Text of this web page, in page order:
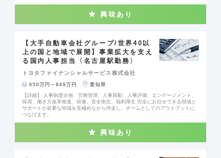
目的としたアプリ機能/イベント企画、アライアンス先選定/協業企画などプロジ
上、早期アクションいただける人材を期待しています。 基本的にチームメンバ
ーにて都度担当業務や担当役割を決め、スクラム型・アジャイル型で活動する
組織です。 【当社で働く魅力】 当グループは、「モビリティサービスカンパニ
ー」への変革を掲げており、同社が担う販売金融領域以外にも、MaaS・決済ア
ンサービス）の設立など、新しい事業領域へチャレンジを続けています。世界
規模の大手自動車メーカーやその支えとなっている企業に携われる大変貴重な
ポジションです。
興味あり
【大手自動車会社グループ/世界40以
上の国と地域で展開】事業拡大を支え
る国内人事担当〈名古屋駅勤務〉
トヨタファイナンシャルサービス株式会社
650万円～849万円
愛知県
【詳細】 人事制度企画、労務管理、人事異動、人事評価、エンゲージメント、
採用、働き方改革推進、研修、安全衛生、福利厚生 完全にお任せできる領域と
サポートが必要な領域を見極めながら伴走し、チームとしてのアウトプットに
つなげます。
興味あり